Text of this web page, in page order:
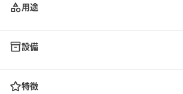
用途
設備
特徴